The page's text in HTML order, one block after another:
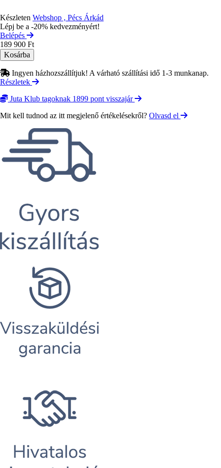
Készleten Webshop , Pécs Árkád
Lépj be a -20% kedvezményért!
Belépés
189 900 Ft
Ingyen házhozszállítjuk! A várható szállítási idő 1-3 munkanap.
Részletek
Juta Klub tagoknak 1899 pont visszajár
Mit kell tudnod az itt megjelenő értékelésekről? Olvasd el